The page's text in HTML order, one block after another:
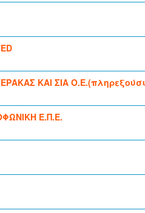
ΚΑΙ ΣΙΑ
Ε.Π.Ε.